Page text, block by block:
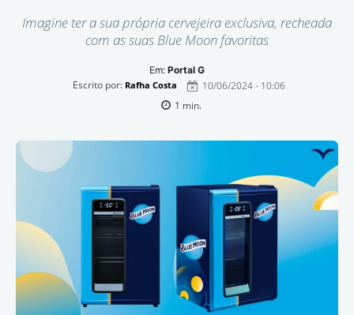
Imagine ter a sua própria cervejeira exclusiva, recheada
com as suas Blue Moon favoritas
Em: Portal G
Escrito por: Rafha Costa
10/06/2024 - 10:06
1 min.